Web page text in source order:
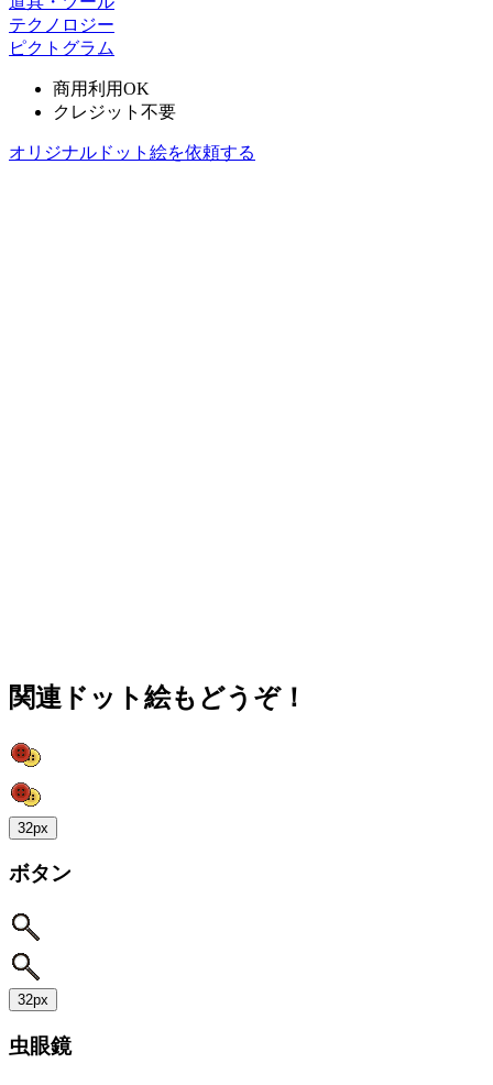
テクノロジー
ピクトグラム
商用利用OK
クレジット不要
オリジナルドット絵を依頼する
関連ドット絵もどうぞ！
32px
ボタン
32px
虫眼鏡